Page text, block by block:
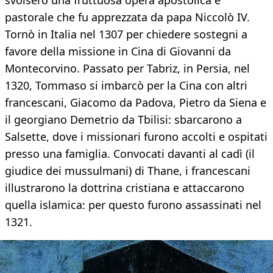
pastorale che fu apprezzata da papa Niccolò IV.
Tornò in Italia nel 1307 per chiedere sostegni a
favore della missione in Cina di Giovanni da
Montecorvino. Passato per Tabriz, in Persia, nel
1320, Tommaso si imbarcò per la Cina con altri
francescani, Giacomo da Padova, Pietro da Siena e
il georgiano Demetrio da Tbilisi: sbarcarono a
Salsette, dove i missionari furono accolti e ospitati
presso una famiglia. Convocati davanti al cadì (il
giudice dei mussulmani) di Thane, i francescani
illustrarono la dottrina cristiana e attaccarono
quella islamica: per questo furono assassinati nel
1321.